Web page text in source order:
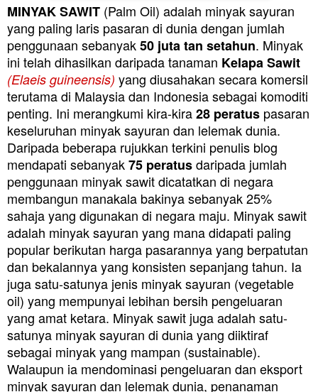
MINYAK SAWIT (Palm Oil) adalah minyak sayuran
yang paling laris pasaran di dunia dengan jumlah
penggunaan sebanyak50 juta tan setahun. Minyak
ini telah dihasilkan daripada tanaman Kelapa Sawit
(Elaeis guineensis) yang diusahakan secara komersil
terutama di Malaysia dan Indonesia sebagai komoditi
penting. Ini merangkumi kira-kira28 peratus pasaran
keseluruhan minyak sayuran dan lelemak dunia.
Daripada beberapa rujukkan terkini penulis blog
mendapati sebanyak75 peratusdaripada jumlah
penggunaan minyak sawit dicatatkan di negara
membangun manakala bakinya sebanyak 25%
sahaja yang digunakan di negara maju. Minyak sawit
adalah minyak sayuran yang mana didapati paling
popular berikutan harga pasarannya yang berpatutan
dan bekalannya yang konsisten sepanjang tahun. Ia
juga satu-satunya jenis minyak sayuran (vegetable
oil) yang mempunyai lebihan bersih pengeluaran
yang amat ketara. Minyak sawit juga adalah satu-
satunya minyak sayuran di dunia yang diiktiraf
sebagai minyak yang mampan (sustainable).
Walaupun ia mendominasi pengeluaran dan eksport
minyak sayuran dan lelemak dunia, penanaman